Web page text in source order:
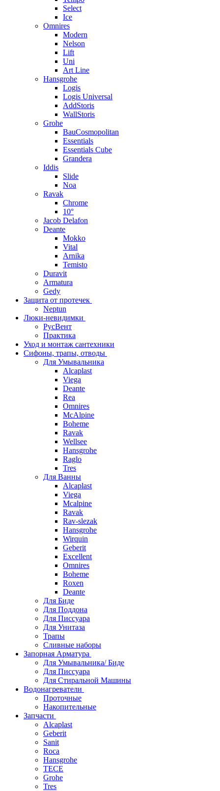
Select
Ice
Omnires
Modern
Nelson
Lift
Uni
Art Line
Hansgrohe
Logis
Logis Universal
AddStoris
WallStoris
Grohe
BauCosmopolitan
Essentials
Essentials Cube
Grandera
Iddis
Slide
Noa
Ravak
Chrome
10°
Jacob Delafon
Deante
Mokko
Vital
Arnika
Temisto
Duravit
Armatura
Gedy
Защита от протечек
Neptun
Люки-невидимки
РусВент
Практика
Уход и монтаж сантехники
Сифоны, трапы, отводы
Для Умывальника
Alcaplast
Viega
Deante
Rea
Omnires
McAlpine
Boheme
Ravak
Wellsee
Hansgrohe
Raglo
Tres
Для Ванны
Alcaplast
Viega
Mcalpine
Ravak
Rav-slezak
Hansgrohe
Wirquin
Geberit
Excellent
Omnires
Boheme
Roxen
Deante
Для Биде
Для Поддона
Для Писсуара
Для Унитаза
Трапы
Сливные наборы
Запорная Арматура
Для Умывальника/ Биде
Для Писсуара
Для Стиральной Машины
Водонагреватели
Проточные
Накопительные
Запчасти
Alcaplast
Geberit
Sanit
Roca
Hansgrohe
TECE
Grohe
Tres